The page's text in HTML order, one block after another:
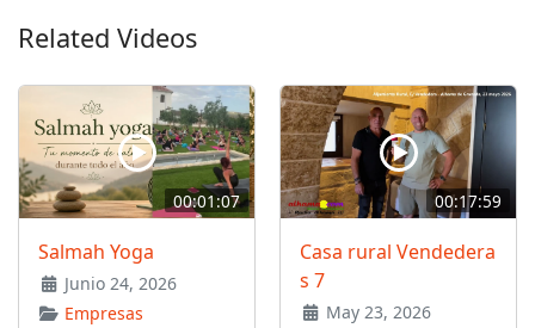
Related Videos
00:01:07
Salmah Yoga
Junio 24, 2026
Empresas
00:17:59
Casa rural Vendedera
s 7
May 23, 2026